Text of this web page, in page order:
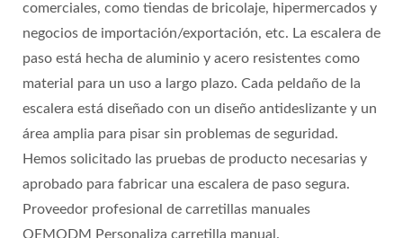
comerciales, como tiendas de bricolaje, hipermercados y
negocios de importación/exportación, etc. La escalera de
paso está hecha de aluminio y acero resistentes como
material para un uso a largo plazo. Cada peldaño de la
escalera está diseñado con un diseño antideslizante y un
área amplia para pisar sin problemas de seguridad.
Hemos solicitado las pruebas de producto necesarias y
aprobado para fabricar una escalera de paso segura.
Proveedor profesional de carretillas manuales
OEMODM Personaliza carretilla manual.